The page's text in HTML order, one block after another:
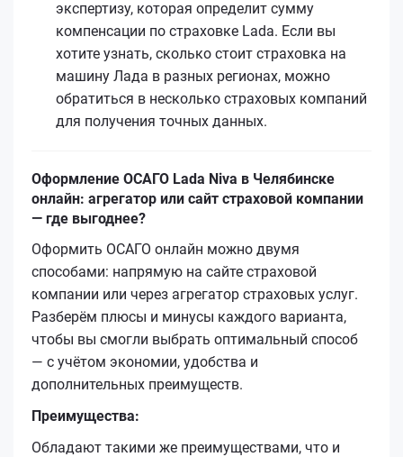
экспертизу, которая определит сумму
компенсации по страховке Lada. Если вы
хотите узнать, сколько стоит страховка на
машину Лада в разных регионах, можно
обратиться в несколько страховых компаний
для получения точных данных.
Оформление ОСАГО Lada Niva в Челябинске
онлайн: агрегатор или сайт страховой компании
— где выгоднее?
Оформить ОСАГО онлайн можно двумя
способами: напрямую на сайте страховой
компании или через агрегатор страховых услуг.
Разберём плюсы и минусы каждого варианта,
чтобы вы смогли выбрать оптимальный способ
— с учётом экономии, удобства и
дополнительных преимуществ.
Преимущества:
Обладают такими же преимуществами, что и